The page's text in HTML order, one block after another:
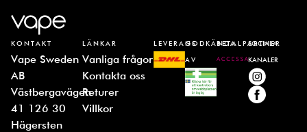
KONTAKT
Vape Sweden
AB
Västbergavägen
41 126 30
Hägersten
LÄNKAR
Vanliga frågor
Kontakta oss
Returer
Villkor
LEVERANSGODKÄNDA
AV
BETALPARTNER
SOCIALA
KANALER